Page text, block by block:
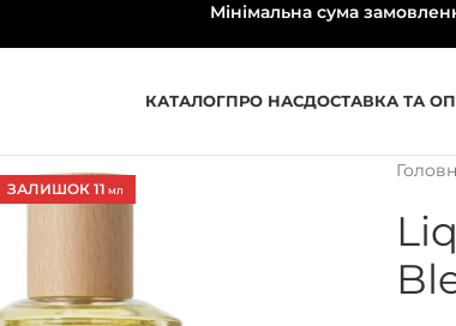
Мінімальна сума
КАТАЛОГПРО НАСДОСТАВКА ТА
ЗАЛИШОК 11 МЛ